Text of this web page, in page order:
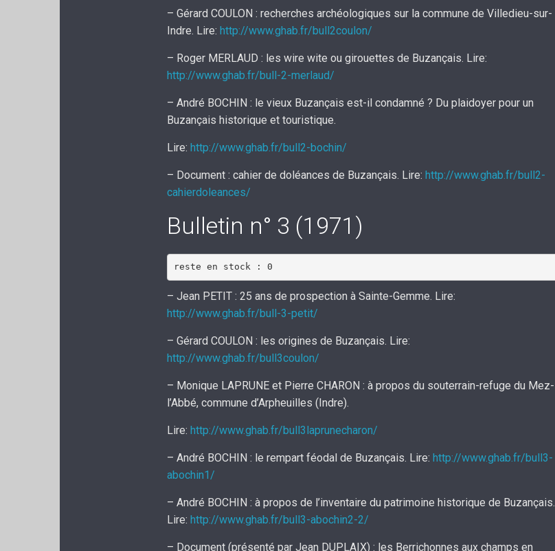
– Gérard COULON : recherches archéologiques sur la commune de Villedieu-sur-
Indre. Lire: http://www.ghab.fr/bull2coulon/
– Roger MERLAUD : les wire wite ou girouettes de Buzançais. Lire:
http://www.ghab.fr/bull-2-merlaud/
– André BOCHIN : le vieux Buzançais est-il condamné ? Du plaidoyer pour un
Buzançais historique et touristique.
Lire: http://www.ghab.fr/bull2-bochin/
– Document : cahier de doléances de Buzançais. Lire: http://www.ghab.fr/bull2-
cahierdoleances/
Bulletin n° 3 (1971)
reste en stock : 0
– Jean PETIT : 25 ans de prospection à Sainte-Gemme. Lire:
http://www.ghab.fr/bull-3-petit/
– Gérard COULON : les origines de Buzançais. Lire:
http://www.ghab.fr/bull3coulon/
– Monique LAPRUNE et Pierre CHARON : à propos du souterrain-refuge du Mez-
l’Abbé, commune d’Arpheuilles (Indre).
Lire: http://www.ghab.fr/bull3laprunecharon/
– André BOCHIN : le rempart féodal de Buzançais. Lire: http://www.ghab.fr/bull3-
abochin1/
– André BOCHIN : à propos de l’inventaire du patrimoine historique de Buzançais.
Lire: http://www.ghab.fr/bull3-abochin2-2/
– Document (présenté par Jean DUPLAIX) : les Berrichonnes aux champs en